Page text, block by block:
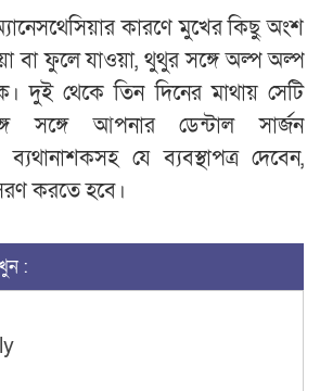
কারণে মুখের কিছু অংশ
বা ফুলে যাওয়া, থুথুর সঙ্গে অল্প অল্প
দুই থেকে তিন দিনের মাথায় সেটি
সঙ্গে আপনার ডেন্টাল সার্জন
যে ব্যবস্থাপত্র দেবেন,
করতে হবে।
: